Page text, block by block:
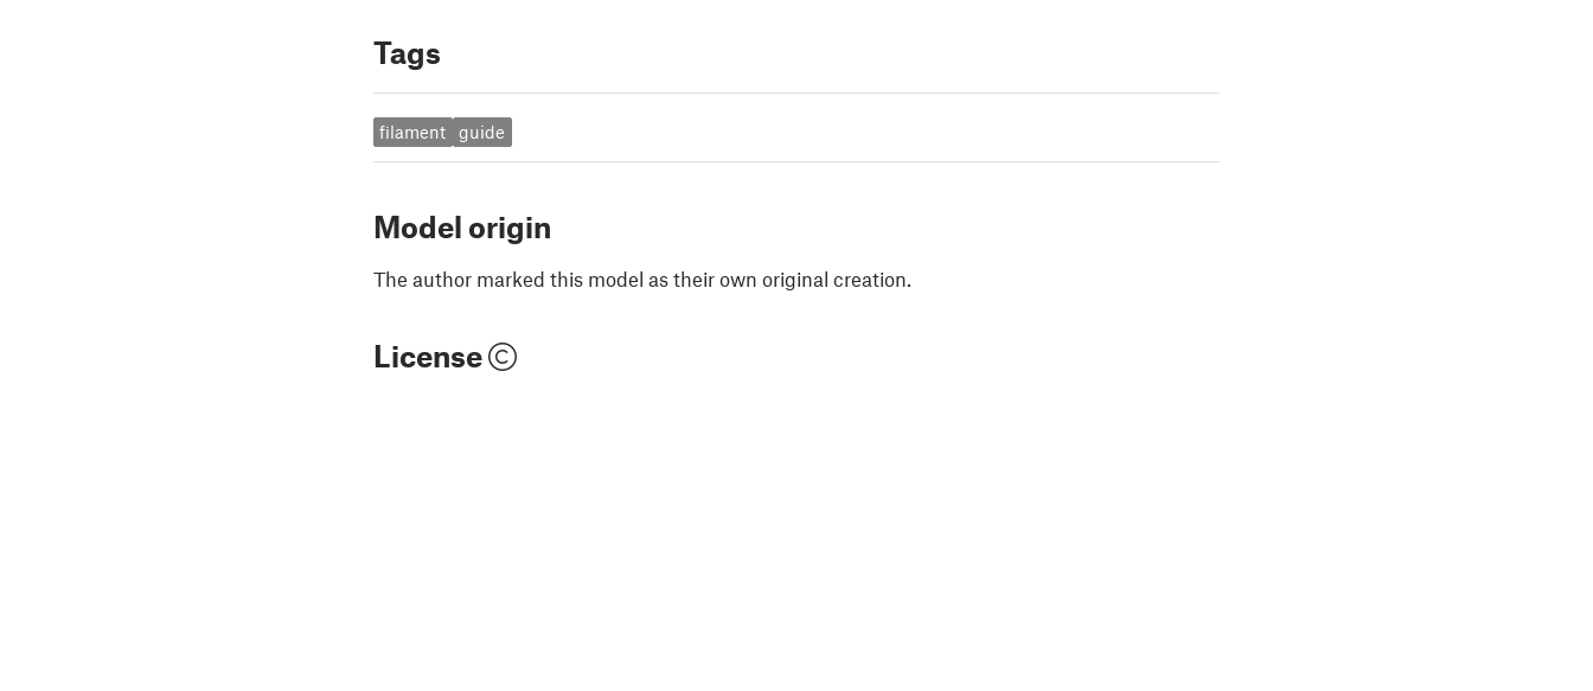
Tags
filament guide
Model origin
The author marked this model as their own original creation.
License